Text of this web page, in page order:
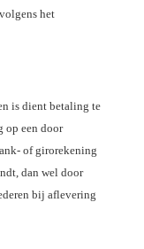
het
is dient betaling te
op een door
of girorekening
dan wel door
bij aflevering